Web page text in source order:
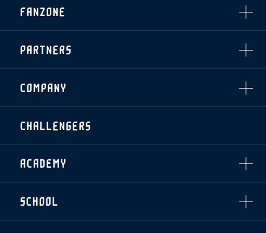
・優待チケット
シーズンシート
・法人シーズンシート
スタジアムアクセス
スタジアムルール
クラブプロパティ
ホームイベント情報
運営サポートスタッフ募集
FANZONE
ファンクラブ
グッズ
ザスパタイムズ
クラブアンバサダー
PARTNERS
アシストパートナー
ザスパ応援店紹介
ホームタウン活動
ふるさと納税
COMPANY
拠点一覧
フィロソフィー
クラブについて（エンブレム・ロゴ等）
CHALLENGERS
ACADEMY
U-18
U-15
スタッフ
SCHOOL